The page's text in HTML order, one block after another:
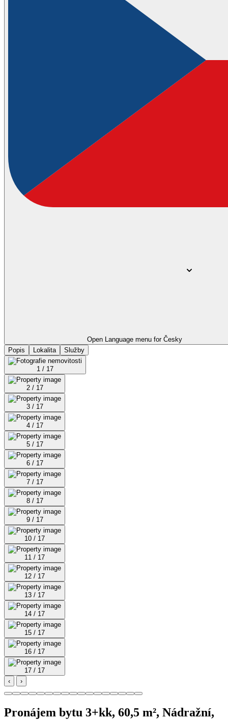
Open Language menu for Česky
Popis
Lokalita Služby
1 / 17
2 / 17
3 / 17
4 / 17
5 / 17
6 / 17
7 / 17
8 / 17
9 / 17
10 / 17
11 / 17
12 / 17
13 / 17
14 / 17
15 / 17
16 / 17
17 / 17
‹
›
Pronájem bytu 3+kk, 60,5 m², Nádražní,